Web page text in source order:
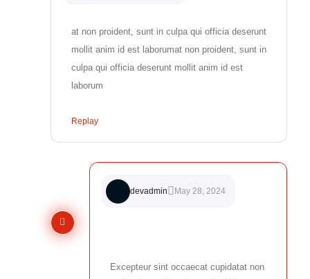
at non proident, sunt in culpa qui officia deserunt
mollit anim id est laborumat non proident, sunt in
culpa qui officia deserunt mollit anim id est
laborum
Replay
devadmin May 28, 2024
Excepteur sint occaecat cupidatat non